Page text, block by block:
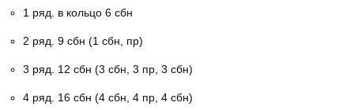
1 ряд. в кольцо 6 сбн
2 ряд. 9 сбн (1 сбн, пр)
3 ряд. 12 сбн (3 сбн, 3 пр, 3 сбн)
4 ряд. 16 сбн (4 сбн, 4 пр, 4 сбн)